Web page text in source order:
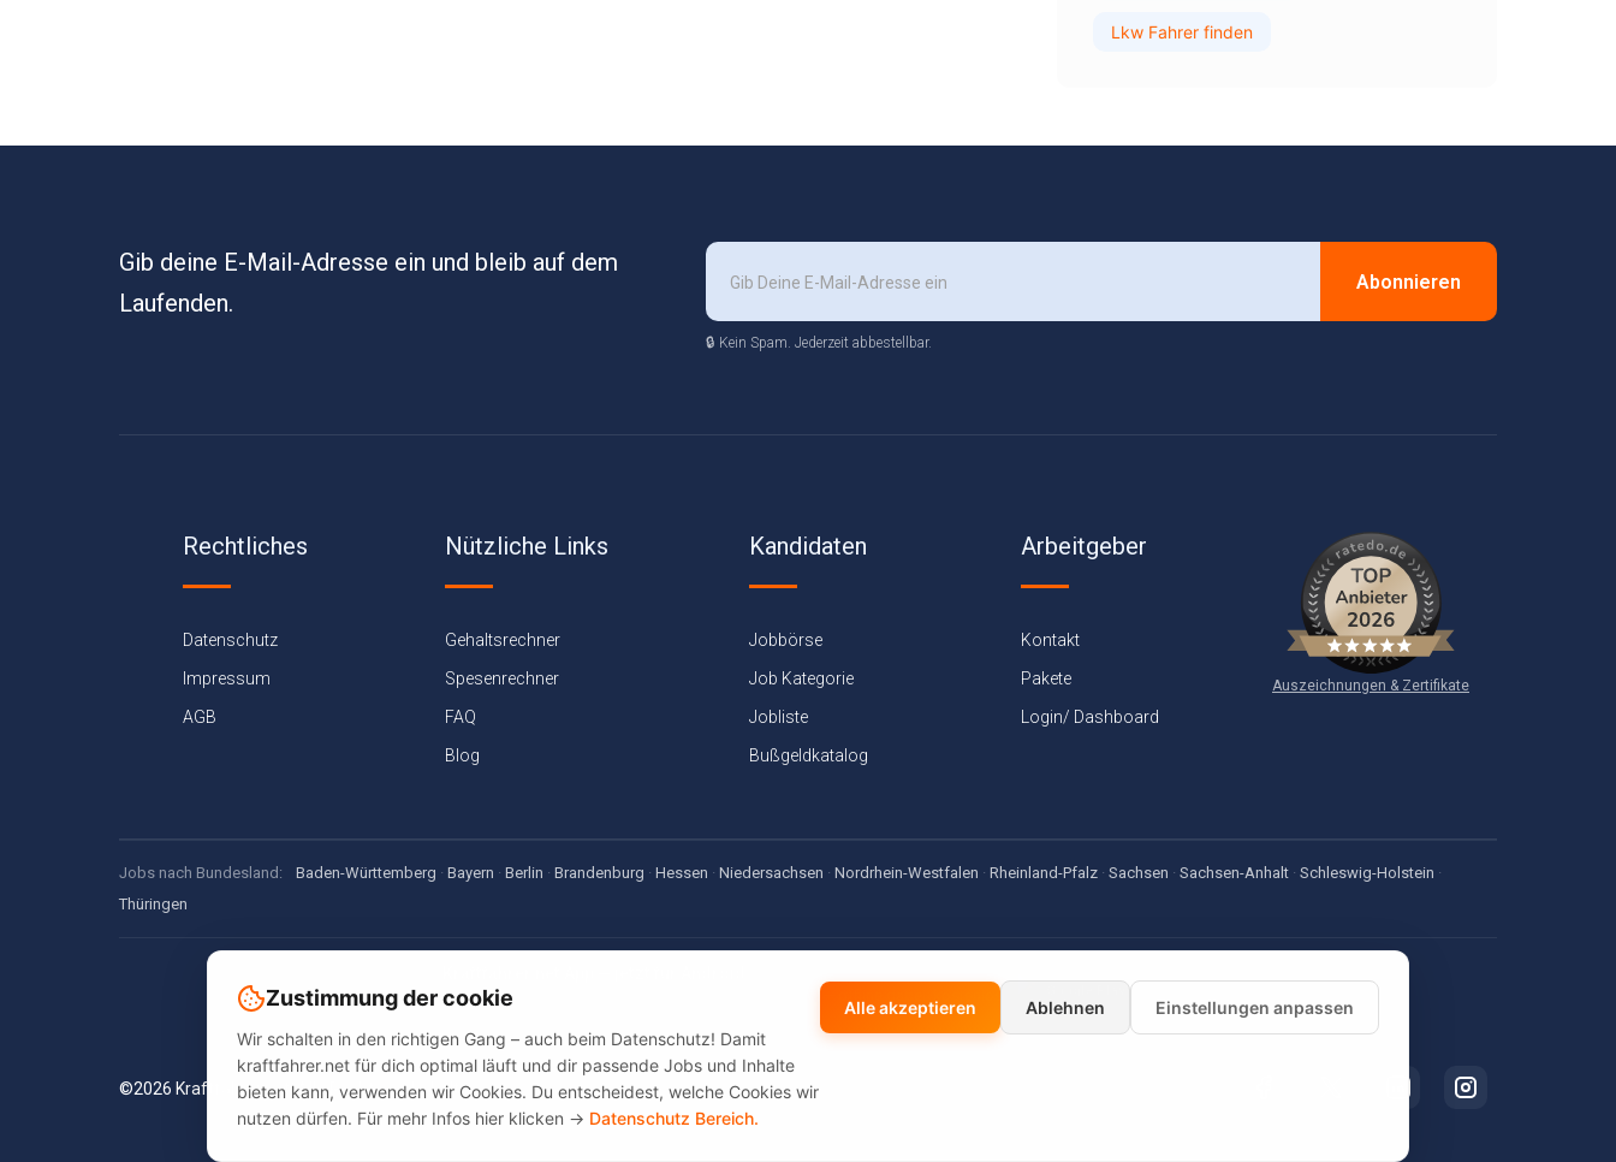
Lkw Fahrer finden
Gib deine E-Mail-Adresse ein und bleib auf dem
Laufenden.
Abonnieren
🔒 Kein Spam. Jederzeit abbestellbar.
Rechtliches
Datenschutz
Impressum
AGB
Nützliche Links
Gehaltsrechner
Spesenrechner
FAQ
Blog
Kandidaten
Jobbörse
Job Kategorie
Jobliste
Bußgeldkatalog
Arbeitgeber
Kontakt
Pakete
Login/ Dashboard
Auszeichnungen & Zertifikate
Jobs nach Bundesland: Baden-Württemberg · Bayern · Berlin · Brandenburg · Hessen · Niedersachsen · Nordrhein-Westfalen · Rheinland-Pfalz · Sachsen · Sachsen-Anhalt · Schleswig-Holstein ·
Thüringen
Jobsuche, Spesen-, Gehaltsrechner & Bußgeldkatalog — offline dabei, kostenlos
©2026 Kraftfahrer.net. Alle Rechte vorbehalten.
Zustimmung der cookie
Wir schalten in den richtigen Gang – auch beim Datenschutz! Damit
kraftfahrer.net für dich optimal läuft und dir passende Jobs und Inhalte
bieten kann, verwenden wir Cookies. Du entscheidest, welche Cookies wir
nutzen dürfen. Für mehr Infos hier klicken -> Datenschutz Bereich.
Alle akzeptieren Ablehnen Einstellungen anpassen